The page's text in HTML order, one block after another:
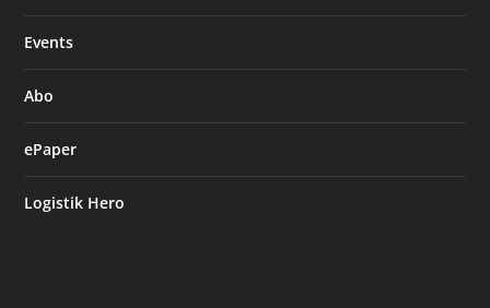
Events
Abo
ePaper
Logistik Hero